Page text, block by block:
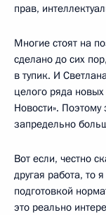
прав,
Многие стоят на
сделано до сих
в тупик. И
целого ряда
Новости».
запредельно
Вот если, честно
другая работа, то
подготовкой
это реально